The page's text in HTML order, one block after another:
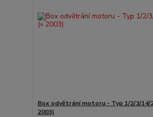
Box odvětrání motoru - Typ 1/2/3/14/
2003)